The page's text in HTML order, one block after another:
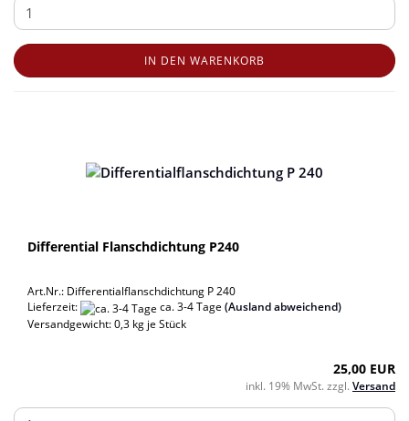
IN DEN WARENKORB
Differential Flanschdichtung P240
Art.Nr.: Differentialflanschdichtung P 240
Lieferzeit:
ca. 3-4 Tage (Ausland abweichend)
Versandgewicht:0,3 kg je Stück
25,00 EUR
inkl. 19% MwSt. zzgl. Versand